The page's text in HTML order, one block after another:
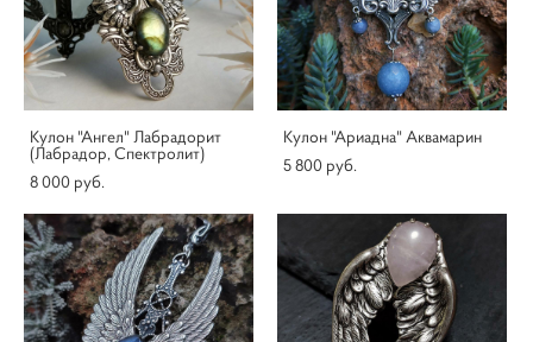
Кулон "Ангел" Лабрадорит
(Лабрадор, Спектролит)
8 000 pуб.
Кулон "Ариадна" Аквамарин
5 800 pуб.